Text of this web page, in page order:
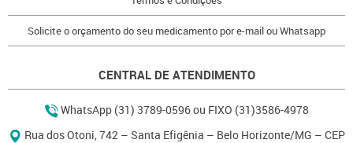
Solicite o orçamento do seu medicamento por e-mail ou Whatsapp
CENTRAL DE ATENDIMENTO
WhatsApp (31) 3789-0596 ou FIXO (31)3586-4978
Rua dos Otoni, 742 – Santa Efigênia – Belo Horizonte/MG – CEP